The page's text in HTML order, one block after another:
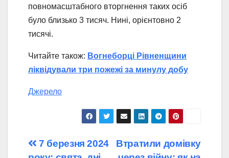
повномасштабного вторгнення таких осіб
було близько 3 тисяч. Нині, орієнтовно 2
тисячі.
Читайте також: Вогнеборці Рівненщини
ліквідували три пожежі за минулу добу
Джерело
Навігація
Втратили домівку
7 березня 2024